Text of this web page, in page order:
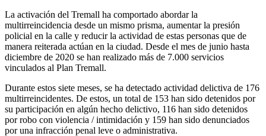
La activación del Tremall ha comportado abordar la
multirreincidencia desde un mismo prisma, aumentar la presión
policial en la calle y reducir la actividad de estas personas que de
manera reiterada actúan en la ciudad. Desde el mes de junio hasta
diciembre de 2020 se han realizado más de 7.000 servicios
vinculados al Plan Tremall.
Durante estos siete meses, se ha detectado actividad delictiva de 176
multirreincidentes. De estos, un total de 153 han sido detenidos por
su participación en algún hecho delictivo, 116 han sido detenidos
por robo con violencia / intimidación y 159 han sido denunciados
por una infracción penal leve o administrativa.